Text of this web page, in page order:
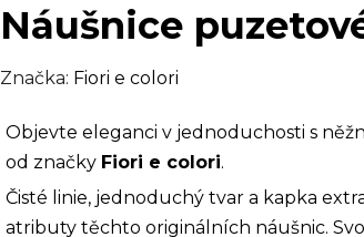
Náušnice
Značka: Fiori e colori
Objevte eleganci v jednoduchosti s
od značky Fiori e colori.
Čisté linie, jednoduchý tvar a kapka
atributy těchto originálních náušnic.